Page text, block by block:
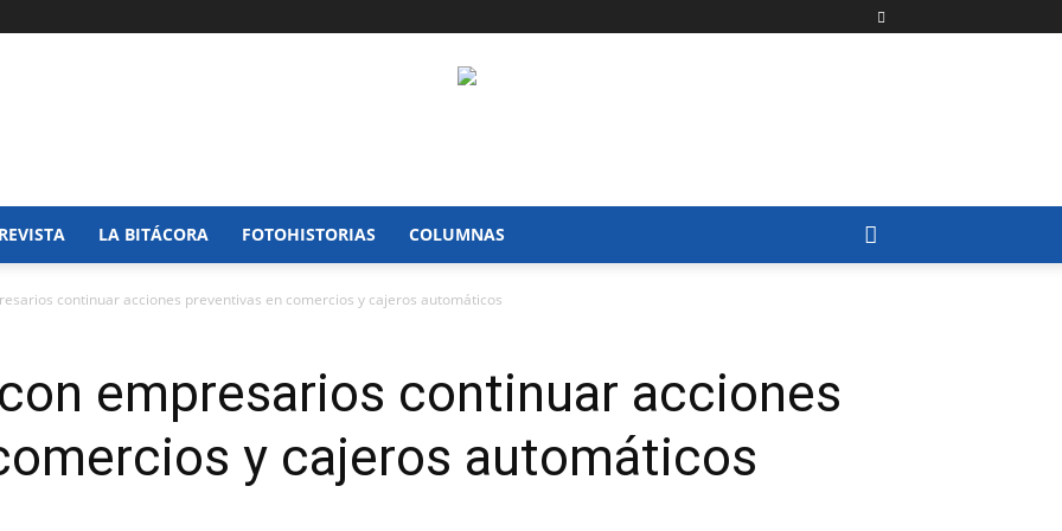
LA BITÁCORA FOTOHISTORIAS COLUMNAS
continuar acciones preventivas en comercios y cajeros automáticos
empresarios continuar acciones
y cajeros automáticos